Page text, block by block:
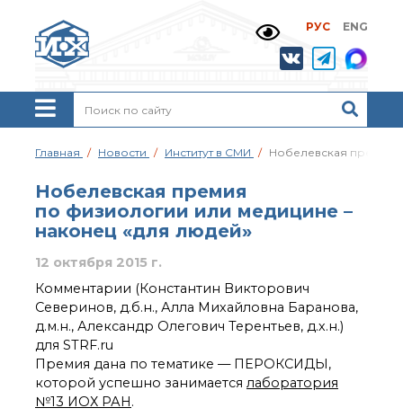
РУС ENG
Жизнь и выдающиеся
моменты научной
деятельности
Н. Д. Зелинского
История ИОХ РАН
Администрация
Научные школы
Подразделения
института
РАН
Диссертационные
советы
Совет молодых ученых
ИОХ РАН
Центр коллективного
пользования
Института
органической химии
Главная Новости Институт в СМИ Нобелевская премия
Нобелевская премия
по физиологии или медицине –
наконец «для людей»
12 октября 2015 г.
Комментарии (Константин Викторович
Северинов, д.б.н., Алла Михайловна Баранова,
д.м.н., Александр Олегович Терентьев, д.х.н.)
для STRF.ru
Премия дана по тематике — ПЕРОКСИДЫ,
которой успешно занимается лаборатория
№13 ИОХ РАН.